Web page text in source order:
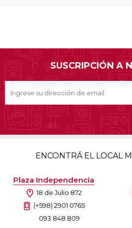
SUSCRIPCIÓN A
ENCONTRÁ EL LOCAL
Plaza Independencia
18 de Julio 872
(+598) 2901 0765
093 848 809